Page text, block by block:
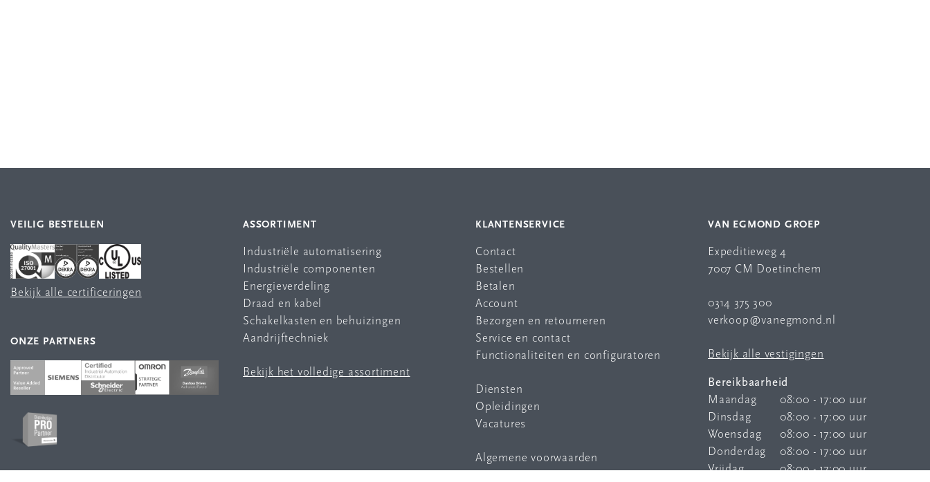
VEILIG BESTELLEN
Bekijk alle certificeringen
ONZE PARTNERS
ASSORTIMENT
Industriële automatisering
Industriële componenten
Energieverdeling
Draad en kabel
Schakelkasten en behuizingen
Aandrijftechniek
Bekijk het volledige assortiment
KLANTENSERVICE
Contact
Bestellen
Betalen
Account
Bezorgen en retourneren
Service en contact
Functionaliteiten en configuratoren
Diensten
Opleidingen
Vacatures
Algemene voorwaarden
VAN EGMOND GROEP
Expeditieweg 4
7007 CM Doetinchem
0314 375 300
verkoop@vanegmond.nl
Bekijk alle vestigingen
Bereikbaarheid
Maandag
08:00 - 17:00 uur
Dinsdag
08:00 - 17:00 uur
Woensdag
08:00 - 17:00 uur
Donderdag
08:00 - 17:00 uur
Vrijdag
08:00 - 17:00 uur